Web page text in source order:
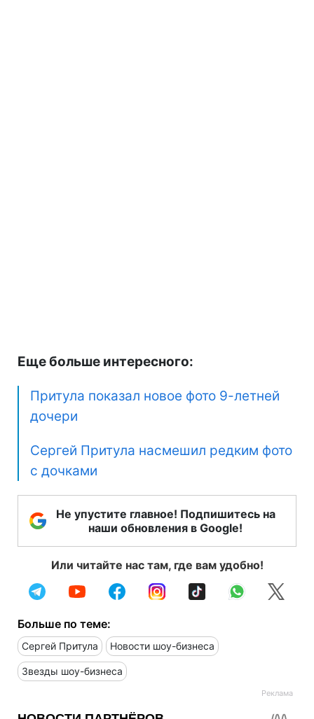
Еще больше интересного:
Притула показал новое фото 9-летней
дочери
Сергей Притула насмешил редким фото
с дочками
Не упустите главное! Подпишитесь на
наши обновления в Google!
Или читайте нас там, где вам удобно!
Больше по теме:
Сергей Притула Новости шоу-бизнеса
Звезды шоу-бизнеса